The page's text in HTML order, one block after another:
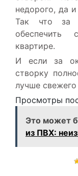
недорого, да
Так что за
квартире.
И если за
створку
лучше
Просмотры
Это может
из ПВХ: